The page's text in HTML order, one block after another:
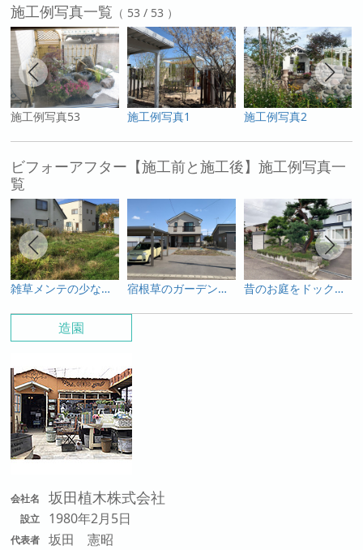
造園
会社名 坂田植木株式会社
設立 1980年2月5日
代表者 坂田 憲昭
施工例写真一覧 （ 53 / 53 ）
施工例写真53 施工例写真1 施工例写真2
ビフォーアフター【施工前と施工後】施工例写真一
覧
雑草メンテの少ない庭 宿根草のガーデンに樹木で高低差で動きをつける 昔のお庭をドックランに